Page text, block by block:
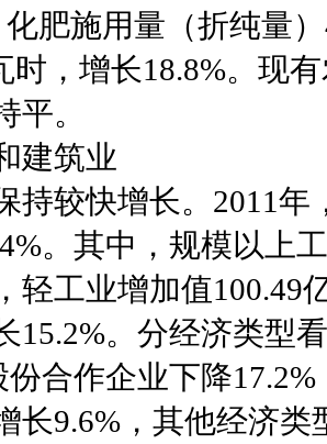
肥施用量（折纯量
时，增长18.8%。现
平。
建筑业
持较快增长。2011年
。其中，规模以上
轻工业增加值100.49
15.2%。分经济类型
份合作企业下降
长9.6%，其他经济